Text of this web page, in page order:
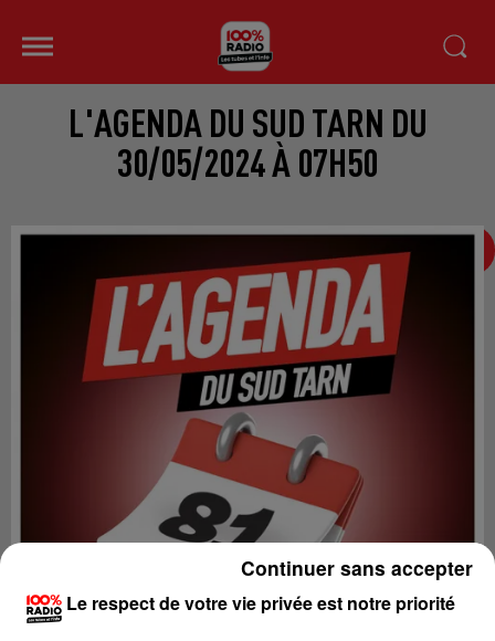
L'AGENDA DU SUD TARN DU
30/05/2024 À 07H50
Le respect de votre vie privée est notre priorité
Continuer sans accepter